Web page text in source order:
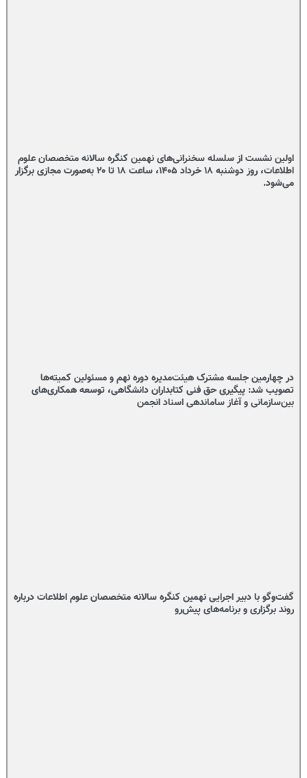
اولین نشست از سلسله سخنرانی‌های نهمین کنگره سالانه متخصصان علوم
اطلاعات، روز دوشنبه ۱۸ خرداد ۱۴۰۵، ساعت ۱۸ تا ۲۰ به‌صورت مجازی برگزار
می‌شود.
در چهارمین جلسه مشترک هیئت‌مدیره دوره نهم و مسئولین کمیته‌ها
تصویب شد: پیگیری حق فنی کتابداران دانشگاهی، توسعه همکاری‌های
بین‌سازمانی و آغاز ساماندهی اسناد انجمن
گفت‌وگو با دبیر اجرایی نهمین کنگره سالانه متخصصان علوم اطلاعات درباره
روند برگزاری و برنامه‌های پیش‌رو